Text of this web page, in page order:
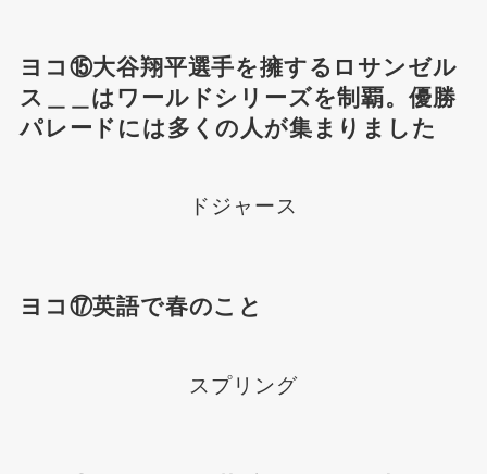
ヨコ⑮大谷翔平選手を擁するロサンゼル
ス＿＿はワールドシリーズを制覇。優勝
パレードには多くの人が集まりました
ドジャース
ヨコ⑰英語で春のこと
スプリング